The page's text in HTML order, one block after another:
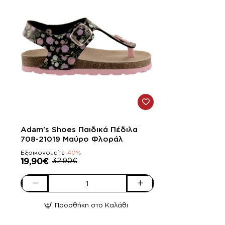
-40%
Adam's Shoes Παιδικά Πέδιλα
708-21019 Μαύρο Φλοράλ
Εξοικονομείτε-40%
19,90€ 32,90€
Adam's
Παιδικά
Προσθήκη στο Καλάθι